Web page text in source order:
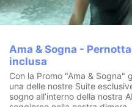
Ama & Sogna -
inclusa
Con la Promo "Ama & Sogna"
una delle nostre Suite
sogno all’interno della nostra